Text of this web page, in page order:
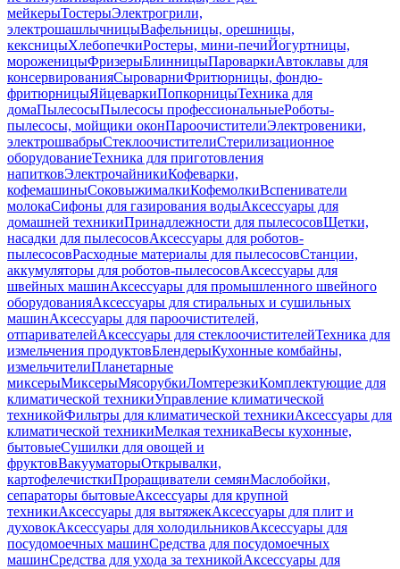
мейкерыТостерыЭлектрогрили,
электрошашлычницыВафельницы, орешницы,
кексницыХлебопечкиРостеры, мини-печиЙогуртницы,
мороженицыФризерыБлинницыПароваркиАвтоклавы для
консервированияСыроварниФритюрницы, фондю-
фритюрницыЯйцеваркиПопкорницыТехника для
домаПылесосыПылесосы профессиональныеРоботы-
пылесосы, мойщики оконПароочистителиЭлектровеники,
электрошвабрыСтеклоочистителиСтерилизационное
оборудованиеТехника для приготовления
напитковЭлектрочайникиКофеварки,
кофемашиныСоковыжималкиКофемолкиВспениватели
молокаСифоны для газирования водыАксессуары для
домашней техникиПринадлежности для пылесосовЩетки,
насадки для пылесосовАксессуары для роботов-
пылесосовРасходные материалы для пылесосовСтанции,
аккумуляторы для роботов-пылесосовАксессуары для
швейных машинАксессуары для промышленного швейного
оборудованияАксессуары для стиральных и сушильных
машинАксессуары для пароочистителей,
отпаривателейАксессуары для стеклоочистителейТехника для
измельчения продуктовБлендерыКухонные комбайны,
измельчителиПланетарные
миксерыМиксерыМясорубкиЛомтерезкиКомплектующие для
климатической техникиУправление климатической
техникойФильтры для климатической техникиАксессуары для
климатической техникиМелкая техникаВесы кухонные,
бытовыеСушилки для овощей и
фруктовВакууматорыОткрывалки,
картофелечисткиПроращиватели семянМаслобойки,
сепараторы бытовыеАксессуары для крупной
техникиАксессуары для вытяжекАксессуары для плит и
духовокАксессуары для холодильниковАксессуары для
посудомоечных машинСредства для посудомоечных
машинСредства для ухода за техникойАксессуары для